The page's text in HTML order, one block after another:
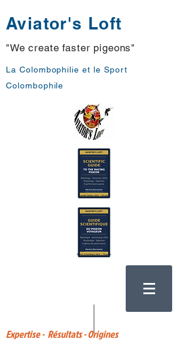
Aviator's Loft
"We create faster pigeons"
La Colombophilie et le Sport
Colombophile
Expertise - Résultats - Origines